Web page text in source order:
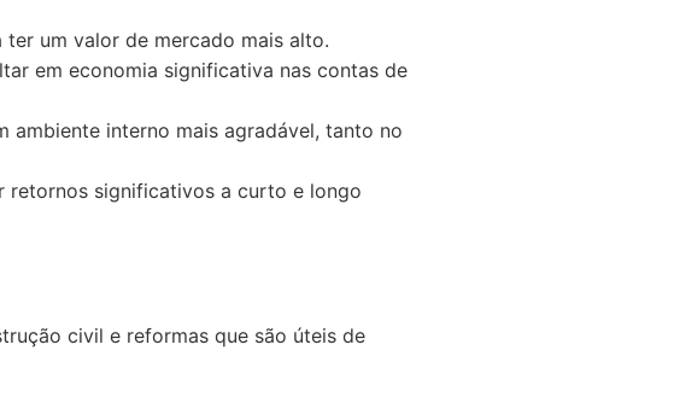
um valor de mercado mais alto.
em economia significativa nas contas de
interno mais agradável, tanto no
retornos significativos a curto e longo
civil e reformas que são úteis de